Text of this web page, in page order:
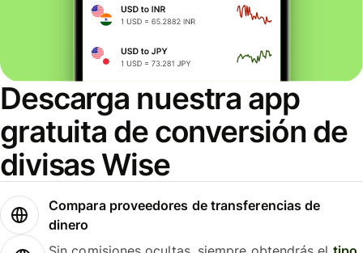
Descarga nuestra app
gratuita de conversión de
divisas Wise
Compara proveedores de transferencias de
dinero